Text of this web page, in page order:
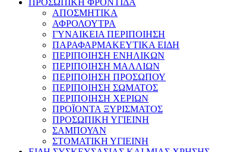
ΑΠΟΣΜΗΤΙΚΑ
ΑΦΡΟΛΟΥΤΡΑ
ΓΥΝΑΙΚΕΙΑ ΠΕΡΙΠΟΙΗΣΗ
ΠΑΡΑΦΑΡΜΑΚΕΥΤΙΚΑ ΕΙΔΗ
ΠΕΡΙΠΟΙΗΣΗ ΕΝΗΛΙΚΩΝ
ΠΕΡΙΠΟΙΗΣΗ ΜΑΛΛΙΩΝ
ΠΕΡΙΠΟΙΗΣΗ ΠΡΟΣΩΠΟΥ
ΠΕΡΙΠΟΙΗΣΗ ΣΩΜΑΤΟΣ
ΠΕΡΙΠΟΙΗΣΗ ΧΕΡΙΩΝ
ΠΡΟΪΟΝΤΑ ΞΥΡΙΣΜΑΤΟΣ
ΠΡΟΣΩΠΙΚΗ ΥΓΙΕΙΝΗ
ΣΑΜΠΟΥΑΝ
ΣΤΟΜΑΤΙΚΗ ΥΓΙΕΙΝΗ